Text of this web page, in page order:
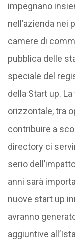
impegnano
nell’azienda nei
camere di
pubblica delle
speciale del
della Start up.
orizzontale, tra
contribuire a
directory ci
serio
anni sarà
nuove start up
avranno
aggiuntive